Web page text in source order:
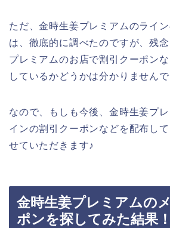
ただ、金時生姜プレミアムのライ
は、徹底的に調べたのですが、残
プレミアムのお店で割引クーポン
しているかどうかは分かりませんで
なので、もしも今後、金時生姜プ
インの割引クーポンなどを配布し
せていただきます♪
金時生姜プレミアムの
ポンを探してみた結果！